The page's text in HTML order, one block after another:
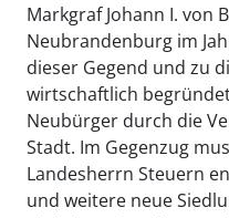
Markgraf Johann I. von
Neubrandenburg im
dieser Gegend und zu
wirtschaftlich
Neubürger durch die
Stadt. Im Gegenzug
Landesherrn Steuern
und weitere neue